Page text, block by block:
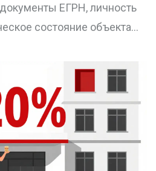
ЕГРН, личность
состояние объекта